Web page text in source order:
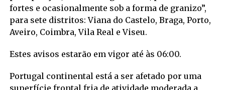
fortes e ocasionalmente sob a forma de granizo”,
para sete distritos: Viana do Castelo, Braga, Porto,
Aveiro, Coimbra, Vila Real e Viseu.
Estes avisos estarão em vigor até às 06:00.
Portugal continental está a ser afetado por uma
superfície frontal fria de atividade moderada a